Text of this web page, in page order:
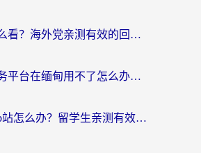
国外电影怎么看？海外党亲测有效的回国加速器选择指南
国家政务服务平台在缅甸用不了怎么办？海外华人必看的回国加速全攻略
海外看不了b站怎么办？留学生亲测有效的回国加速器选择攻略，解决豆瓣音乐、美团外卖难题